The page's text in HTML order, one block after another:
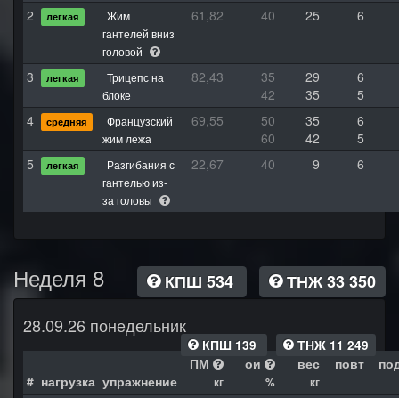
2
легкая
Жим
гантелей вниз
головой
61,82 40 25 6
3 легкая
Трицепс на
блоке
82,43 35 29
6
42
35
5
4
средняя
Французский
жим лежа
69,55 50 35
6
60
42
5
5
легкая
Разгибания с
гантелью из-
за головы
22,67 40 9 6
Неделя 8 КПШ 534
ТНЖ 33 350
28.09.26 понедельник
КПШ 139 ТНЖ 11 249
# нагрузка упражнение
ПМ
кг
ои
%
вес
кг
повт